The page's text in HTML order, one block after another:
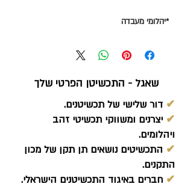
*יהלומי מעבדה
שאגל - התכשיטן הפרטי שלך
✔ דור שלישי של תכשיטנים.
✔ יצרנים ומשווקי תכשיטי זהב
ויהלומים.
✔ התכשיטים נושאים תן תקן של מכון
התקנים.
✔ חברים באיגוד התכשיטנים הישראלי.